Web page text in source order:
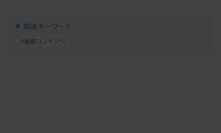
関連キーワード
#動画コンテンツ